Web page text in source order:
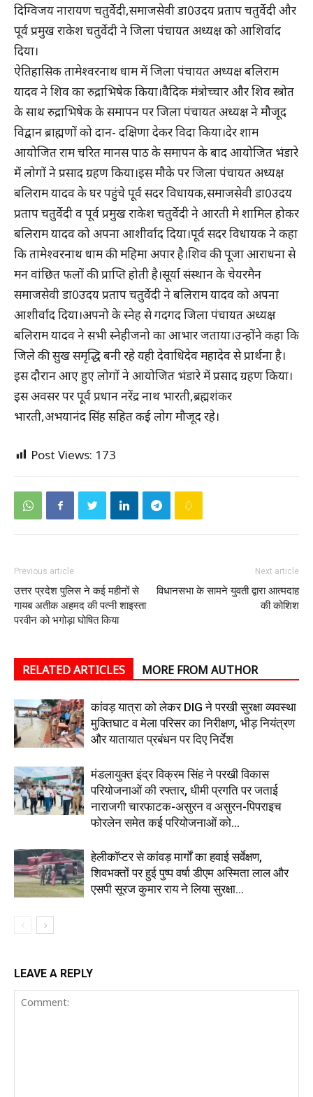
दिग्विजय नारायण चतुर्वेदी,समाजसेवी डा0उदय प्रताप चतुर्वेदी और
पूर्व प्रमुख राकेश चतुर्वेदी ने जिला पंचायत अध्यक्ष को आशिर्वाद
दिया।
ऐतिहासिक तामेश्वरनाथ धाम में जिला पंचायत अध्यक्ष बलिराम
यादव ने शिव का रुद्राभिषेक किया।वैदिक मंत्रोच्चार और शिव स्त्रोत
के साथ रुद्राभिषेक के समापन पर जिला पंचायत अध्यक्ष ने मौजूद
विद्वान ब्राह्मणों को दान- दक्षिणा देकर विदा किया।देर शाम
आयोजित राम चरित मानस पाठ के समापन के बाद आयोजित भंडारे
में लोगों ने प्रसाद ग्रहण किया।इस मौके पर जिला पंचायत अध्यक्ष
बलिराम यादव के घर पहुंचे पूर्व सदर विधायक,समाजसेवी डा0उदय
प्रताप चतुर्वेदी व पूर्व प्रमुख राकेश चतुर्वेदी ने आरती मे शामिल होकर
बलिराम यादव को अपना आशीर्वाद दिया।पूर्व सदर विधायक ने कहा
कि तामेश्वरनाथ धाम की महिमा अपार है।शिव की पूजा आराधना से
मन वांछित फलों की प्राप्ति होती है।सूर्या संस्थान के चेयरमैन
समाजसेवी डा0उदय प्रताप चतुर्वेदी ने बलिराम यादव को अपना
आशीर्वाद दिया।अपनो के स्नेह से गदगद जिला पंचायत अध्यक्ष
बलिराम यादव ने सभी स्नेहीजनो का आभार जताया।उन्होंने कहा कि
जिले की सुख समृद्धि बनी रहे यही देवाधिदेव महादेव से प्रार्थना है।
इस दौरान आए हुए लोगों ने आयोजित भंडारे में प्रसाद ग्रहण किया।
इस अवसर पर पूर्व प्रधान नरेंद्र नाथ भारती,ब्रह्मशंकर
भारती,अभयानंद सिंह सहित कई लोग मौजूद रहे।
Post Views: 173
Previous article
उत्तर प्रदेश पुलिस ने कई महीनों से
गायब अतीक अहमद की पत्नी शाइस्ता
परवीन को भगोड़ा घोषित किया
Next article
विधानसभा के सामने युवती द्वारा आत्मदाह
की कोशिश
RELATED ARTICLES MORE FROM AUTHOR
कांवड़ यात्रा को लेकर DIG ने परखी सुरक्षा व्यवस्था
मुक्तिघाट व मेला परिसर का निरीक्षण, भीड़ नियंत्रण
और यातायात प्रबंधन पर दिए निर्देश
मंडलायुक्त इंद्र विक्रम सिंह ने परखी विकास
परियोजनाओं की रफ्तार, धीमी प्रगति पर जताई
नाराजगी चारफाटक-असुरन व असुरन-पिपराइच
फोरलेन समेत कई परियोजनाओं को...
हेलीकॉप्टर से कांवड़ मार्गों का हवाई सर्वेक्षण,
शिवभक्तों पर हुई पुष्प वर्षा डीएम अस्मिता लाल और
एसपी सूरज कुमार राय ने लिया सुरक्षा...
LEAVE A REPLY